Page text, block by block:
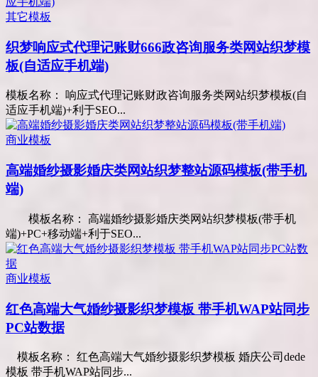
其它模板
织梦响应式代理记账财666政咨询服务类网站织梦模
板(自适应手机端)
模板名称： 响应式代理记账财政咨询服务类网站织梦模板(自
适应手机端)+利于SEO...
商业模板
高端婚纱摄影婚庆类网站织梦整站源码模板(带手机
端)
模板名称： 高端婚纱摄影婚庆类网站织梦模板(带手机
端)+PC+移动端+利于SEO...
商业模板
红色高端大气婚纱摄影织梦模板 带手机WAP站同步
PC站数据
模板名称： 红色高端大气婚纱摄影织梦模板 婚庆公司dede
模板 带手机WAP站同步...